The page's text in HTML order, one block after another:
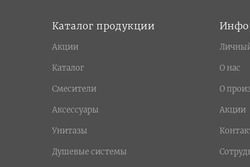
Каталог продукции
Акции
Каталог
Смесители
Аксессуары
Унитазы
Душевые системы
О нас
О
Акции